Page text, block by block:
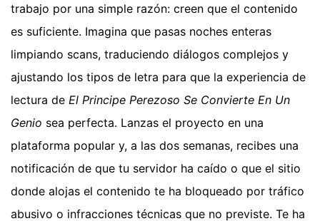
trabajo por una simple razón: creen que el contenido
es suficiente. Imagina que pasas noches enteras
limpiando scans, traduciendo diálogos complejos y
ajustando los tipos de letra para que la experiencia de
lectura de El Principe Perezoso Se Convierte En Un
Genio sea perfecta. Lanzas el proyecto en una
plataforma popular y, a las dos semanas, recibes una
notificación de que tu servidor ha caído o que el sitio
donde alojas el contenido te ha bloqueado por tráfico
abusivo o infracciones técnicas que no previste. Te ha